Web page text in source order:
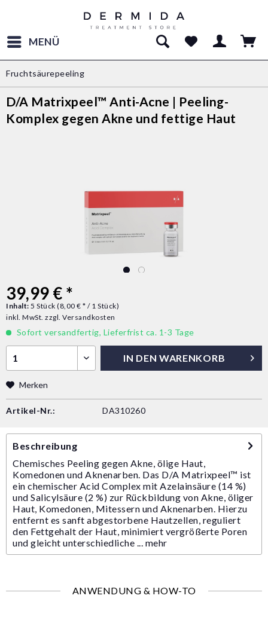
MENÜ
Fruchtsäurepeeling
D/A Matrixpeel™ Anti-Acne | Peeling-
Komplex gegen Akne und fettige Haut
39,99 € *
Inhalt: 5 Stück (8,00 € * / 1 Stück)
inkl. MwSt. zzgl. Versandkosten
Sofort versandfertig, Lieferfrist ca. 1-3 Tage
IN DEN WARENKORB
Merken
Artikel-Nr.: DA310260
Beschreibung
Chemisches Peeling gegen Akne, ölige Haut,
Komedonen und Aknenarben. Das D/A Matrixpeel™ ist
ein chemischer Acid Complex mit Azelainsäure (14 %)
und Salicylsäure (2 %) zur Rückbildung von Akne, öliger
Haut, Komedonen, Mitessern und Aknenarben. Hierzu
entfernt es sanft abgestorbene Hautzellen, reguliert
den Fettgehalt der Haut, minimiert vergrößerte Poren
und gleicht unterschiedliche ... mehr
ANWENDUNG & HOW-TO